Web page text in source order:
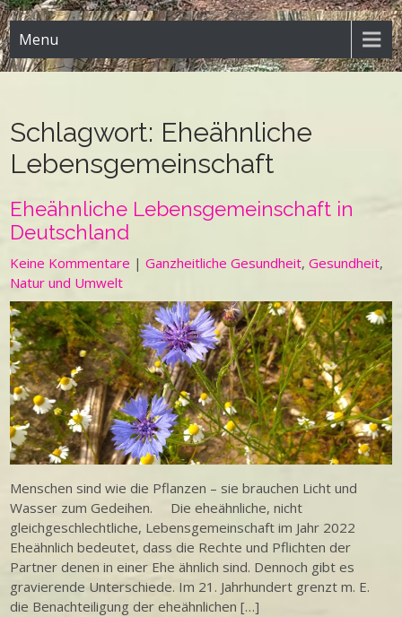
Menu
Schlagwort: Eheähnliche
Lebensgemeinschaft
Eheähnliche Lebensgemeinschaft in
Deutschland
Keine Kommentare |Ganzheitliche Gesundheit,Gesundheit,
Natur und Umwelt
Menschen sind wie die Pflanzen – sie brauchen Licht und
Wasser zum Gedeihen. Die eheähnliche, nicht
gleichgeschlechtliche, Lebensgemeinschaft im Jahr 2022
Eheähnlich bedeutet, dass die Rechte und Pflichten der
Partner denen in einer Ehe ähnlich sind. Dennoch gibt es
gravierende Unterschiede. Im 21. Jahrhundert grenzt m. E.
die Benachteiligung der eheähnlichen […]